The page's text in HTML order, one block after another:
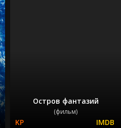
Остров фантазий
(фильм)